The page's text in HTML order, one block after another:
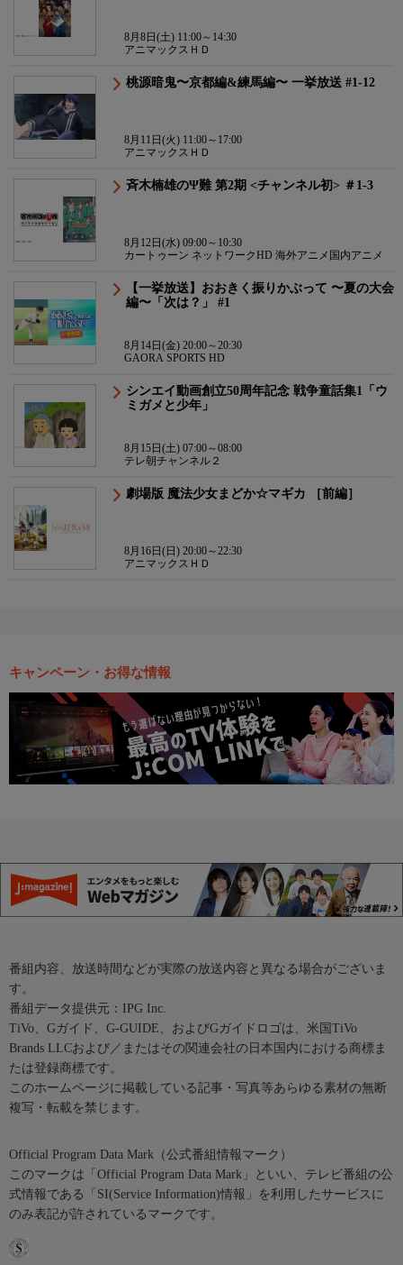
8月8日(土) 11:00～14:30
アニマックスＨＤ
桃源暗鬼〜京都編&練馬編〜 一挙放送 #1-12
8月11日(火) 11:00～17:00
アニマックスＨＤ
斉木楠雄のΨ難 第2期 <チャンネル初> ＃1-3
8月12日(水) 09:00～10:30
カートゥーン ネットワークHD 海外アニメ国内アニメ
【一挙放送】おおきく振りかぶって 〜夏の大会
編〜「次は？」 #1
8月14日(金) 20:00～20:30
GAORA SPORTS HD
シンエイ動画創立50周年記念 戦争童話集1「ウ
ミガメと少年」
8月15日(土) 07:00～08:00
テレ朝チャンネル２
劇場版 魔法少女まどか☆マギカ ［前編］
8月16日(日) 20:00～22:30
アニマックスＨＤ
キャンペーン・お得な情報
番組内容、放送時間などが実際の放送内容と異なる場合がございま
す。
番組データ提供元：IPG Inc.
TiVo、Gガイド、G-GUIDE、およびGガイドロゴは、米国TiVo
Brands LLCおよび／またはその関連会社の日本国内における商標ま
たは登録商標です。
このホームページに掲載している記事・写真等あらゆる素材の無断
複写・転載を禁じます。
Official Program Data Mark（公式番組情報マーク）
このマークは「Official Program Data Mark」といい、テレビ番組の公
式情報である「SI(Service Information)情報」を利用したサービスに
のみ表記が許されているマークです。